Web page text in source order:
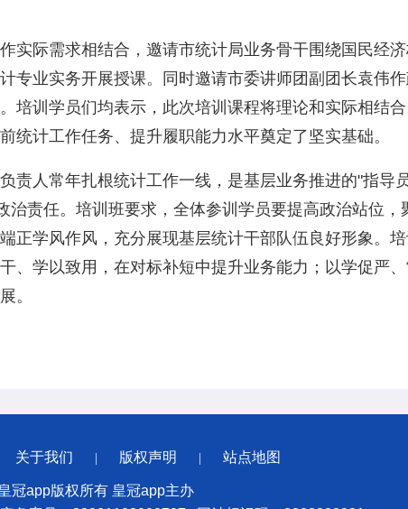
实际需求相结合，邀请市统计局业务骨干围绕国民经济
专业实务开展授课。同时邀请市委讲师团副团长袁伟作
培训学员们均表示，此次培训课程将理论和实际相结
统计工作任务、提升履职能力水平奠定了坚实基础。
责人常年扎根统计工作一线，是基层业务推进的"指导
责任。培训班要求，全体参训学员要提高政治站位，
正学风作风，充分展现基层统计干部队伍良好形象。
、学以致用，在对标补短中提升业务能力；以学促严
。
关于我们 版权声明 站点地图
冠app版权所有 皇冠app主办